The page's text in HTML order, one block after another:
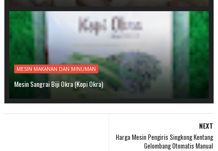
MESIN MAKANAN DAN MINUMAN
Mesin Sangrai Biji Okra (Kopi Okra)
NEXT
Harga Mesin Pengiris Singkong Kentang
Gelombang Otomatis Manual